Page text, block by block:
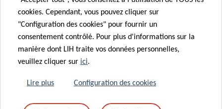
Partagez sur
Actualités associées
cookies. Cependant, vous pouvez cliquer sur
"Configuration des cookies" pour fournir un
consentement contrôlé. Pour plus d'informations sur la
manière dont LIH traite vos données personnelles,
veuillez cliquer sur ici.
Lire plus Configuration des cookies